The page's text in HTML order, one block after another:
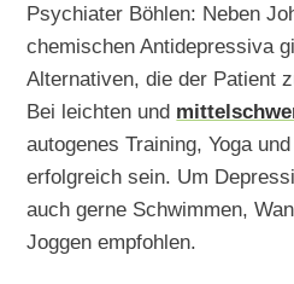
Psychiater Böhlen: Neben
chemischen Antidepressiva
Alternativen, die der Patient
Bei leichten und
autogenes Training, Yoga
erfolgreich sein. Um
auch gerne Schwimmen,
Joggen empfohlen.